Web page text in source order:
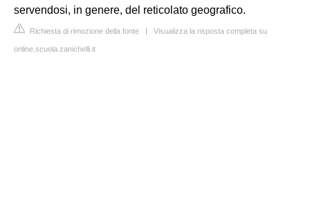
servendosi, in genere, del reticolato geografico.
Richiesta di rimozione della fonte | Visualizza la risposta completa su
online.scuola.zanichelli.it